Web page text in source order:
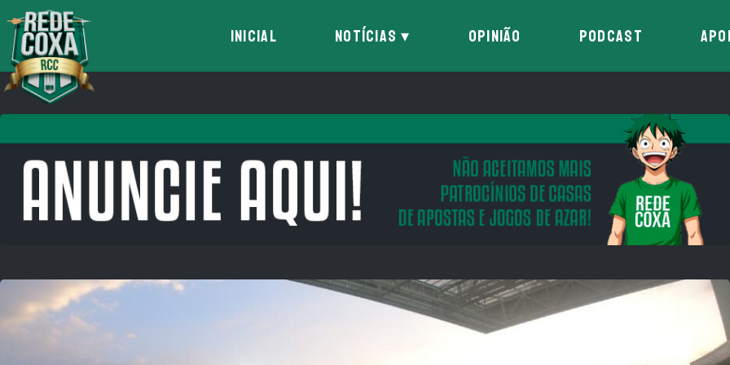
INICIAL NOTÍCIAS OPINIÃO PODCAST